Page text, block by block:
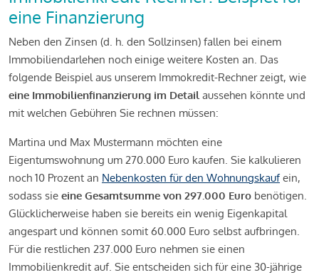
eine Finanzierung
Neben den Zinsen (d. h. den Sollzinsen) fallen bei einem
Immobiliendarlehen noch einige weitere Kosten an. Das
folgende Beispiel aus unserem Immokredit-Rechner zeigt, wie
eine Immobilienfinanzierung im Detail aussehen könnte und
mit welchen Gebühren Sie rechnen müssen:
Martina und Max Mustermann möchten eine
Eigentumswohnung um 270.000 Euro kaufen. Sie kalkulieren
noch 10 Prozent an Nebenkosten für den Wohnungskaufein,
sodass sie eine Gesamtsumme von 297.000 Euro benötigen.
Glücklicherweise haben sie bereits ein wenig Eigenkapital
angespart und können somit 60.000 Euro selbst aufbringen.
Für die restlichen 237.000 Euro nehmen sie einen
Immobilienkredit auf. Sie entscheiden sich für eine 30-jährige